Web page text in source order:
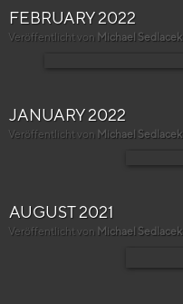
FEBRUARY 2022
Veröffentlicht von Michael Sedlacek
JANUARY 2022
Veröffentlicht von Michael Sedlacek
AUGUST 2021
Veröffentlicht von Michael Sedlacek